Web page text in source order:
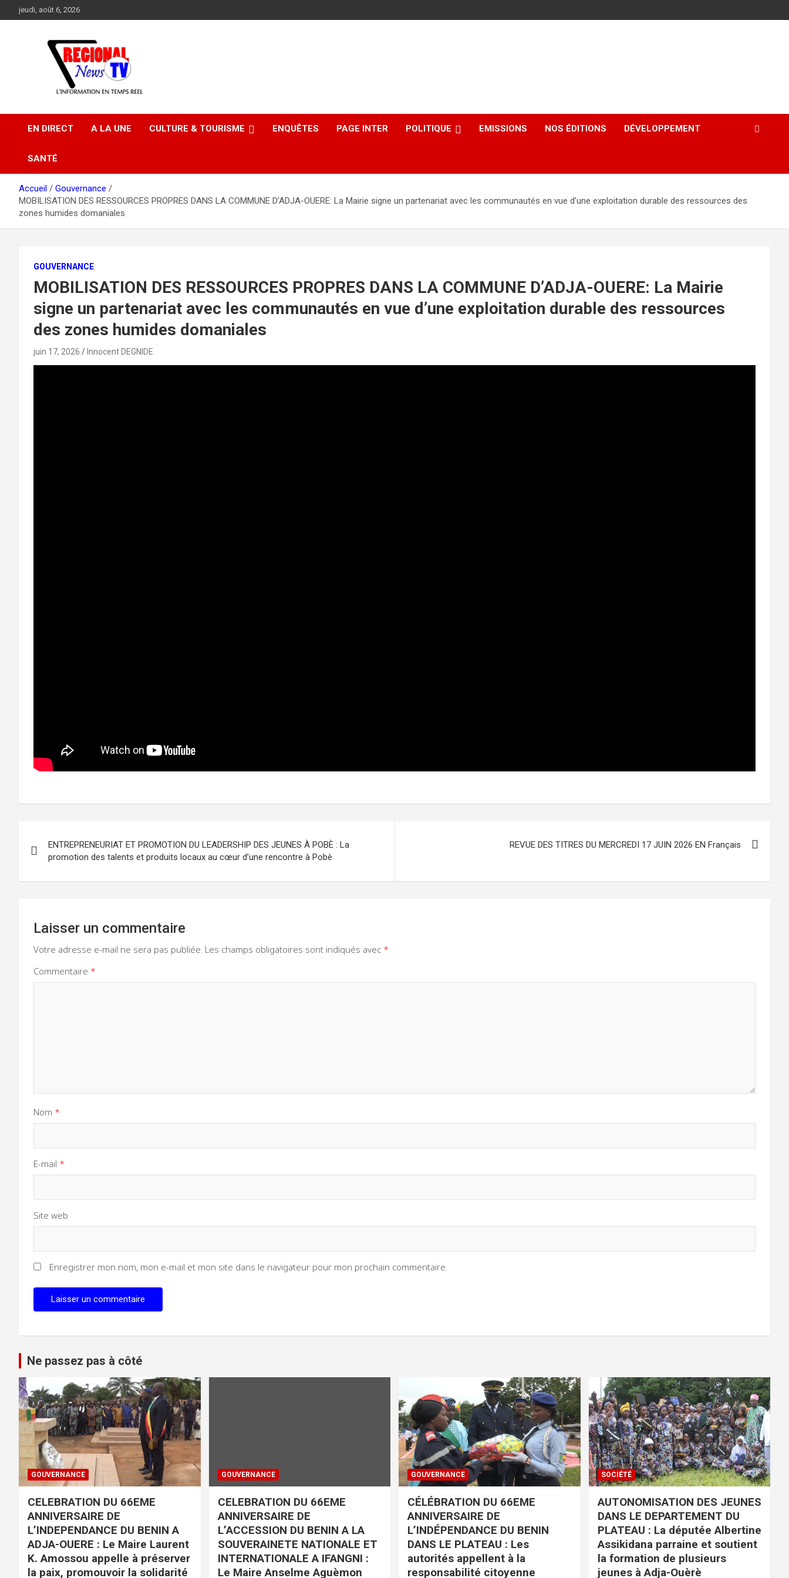
au
jeudi, août 6, 2026
EN DIRECT A LA UNE CULTURE & TOURISME ENQUÊTES PAGE INTER POLITIQUE EMISSIONS NOS ÉDITIONS DÉVELOPPEMENT
SANTÉ
Accueil
Gouvernance
MOBILISATION DES RESSOURCES PROPRES DANS LA COMMUNE D’ADJA-OUERE: La Mairie signe un partenariat avec les communautés en vue d’une exploitation durable des ressources des
zones humides domaniales
GOUVERNANCE
MOBILISATION DES RESSOURCES PROPRES DANS LA COMMUNE D’ADJA-OUERE: La Mairie
signe un partenariat avec les communautés en vue d’une exploitation durable des ressources
des zones humides domaniales
juin 17, 2026 Innocent DEGNIDE
de
l’article
ENTREPRENEURIAT ET PROMOTION DU LEADERSHIP DES JEUNES À POBÈ : La
promotion des talents et produits locaux au cœur d’une rencontre à Pobè
REVUE DES TITRES DU MERCREDI 17 JUIN 2026 EN Français
Laisser un commentaire
Votre adresse e-mail ne sera pas publiée. Les champs obligatoires sont indiqués avec *
Commentaire *
Nom *
E-mail *
Site web
Enregistrer mon nom, mon e-mail et mon site dans le navigateur pour mon prochain commentaire.
Ne passez pas à côté
GOUVERNANCE
CELEBRATION DU 66EME
ANNIVERSAIRE DE
L’INDEPENDANCE DU BENIN A
ADJA-OUERE : Le Maire Laurent
K. Amossou appelle à préserver
la paix, promouvoir la solidarité
GOUVERNANCE
CELEBRATION DU 66EME
ANNIVERSAIRE DE
L’ACCESSION DU BENIN A LA
SOUVERAINETE NATIONALE ET
INTERNATIONALE A IFANGNI :
Le Maire Anselme Aguèmon
GOUVERNANCE
CÉLÉBRATION DU 66EME
ANNIVERSAIRE DE
L’INDÉPENDANCE DU BENIN
DANS LE PLATEAU : Les
autorités appellent à la
responsabilité citoyenne
SOCIÉTÉ
AUTONOMISATION DES JEUNES
DANS LE DEPARTEMENT DU
PLATEAU : La députée Albertine
Assikidana parraine et soutient
la formation de plusieurs
jeunes à Adja-Ouèrè